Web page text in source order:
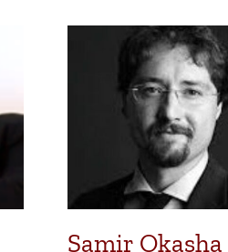
Samir Okasha